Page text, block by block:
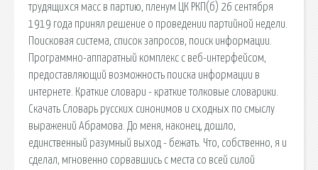
трудящихся масс в партию, пленум ЦК РКП(б) 26 сентября
1919 года принял решение о проведении партийной недели.
Поисковая сиcтема, список запросов, поиск информации.
Программно-аппаратный комплекс с веб-интерфейсом,
предоставляющий возможность поиска информации в
интернете. Краткие словари - краткие толковые словарики.
Скачать Словарь русских синонимов и сходных по смыслу
выражений Абрамова. До меня, наконец, дошло,
единственный разумный выход - бежать. Что, собственно, я и
сделал, мгновенно сорвавшись с места со всей силой